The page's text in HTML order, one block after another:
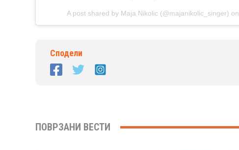
A post shared by Maja Nikolic (@majanikolic_singer) on
Сподели
ПОВРЗАНИ ВЕСТИ